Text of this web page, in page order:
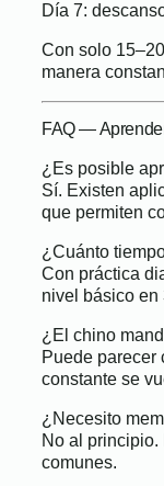
Día 7:
Con solo
manera
FAQ —
¿Es posible
Sí. Existen
que permiten
¿Cuánto
Con práctica
nivel básico en
¿El chino
Puede parecer
constante se
¿Necesito
No al
comunes.